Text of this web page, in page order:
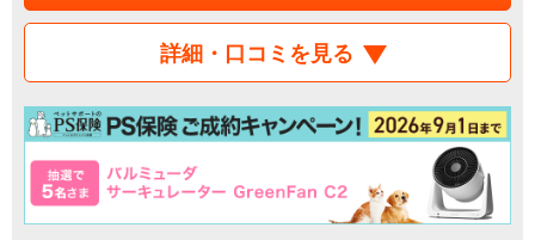
詳細・口コミを見る